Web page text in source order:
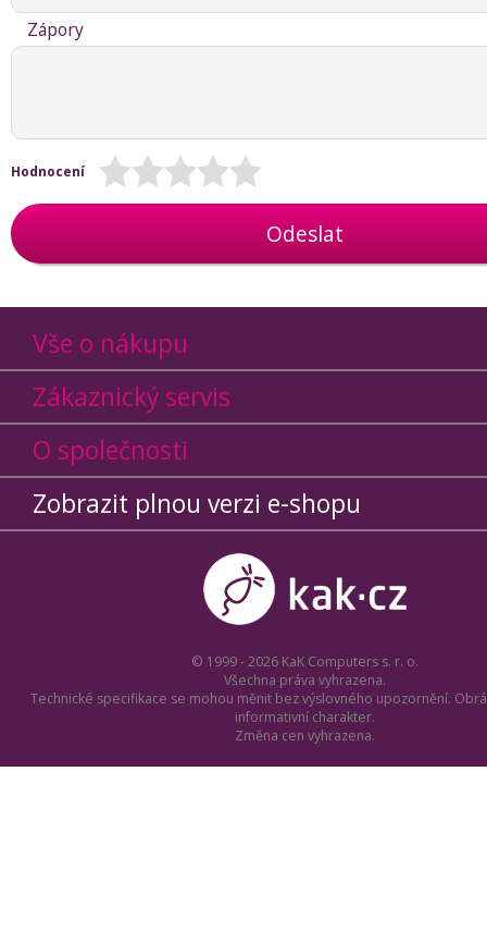
Zápory
Hodnocení
Odeslat
Vše o nákupu
Zákaznický servis
O společnosti
Zobrazit plnou verzi e-shopu
© 1999 - 2026 KaK Computers s. r. o.
Všechna práva vyhrazena.
Technické specifikace se mohou měnit bez výslovného upozornění.
informativní charakter.
Změna cen vyhrazena.